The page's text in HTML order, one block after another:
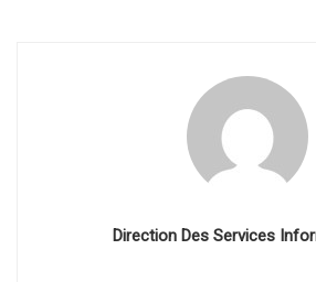
Direction Des Services